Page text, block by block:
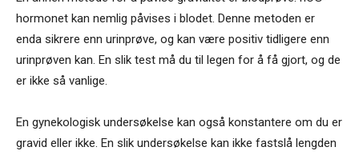
hormonet kan nemlig påvises i blodet. Denne metoden er
enda sikrere enn urinprøve, og kan være positiv tidligere enn
urinprøven kan. En slik test må du til legen for å få gjort, og de
er ikke så vanlige.
En gynekologisk undersøkelse kan også konstantere om du er
gravid eller ikke. En slik undersøkelse kan ikke fastslå lengden